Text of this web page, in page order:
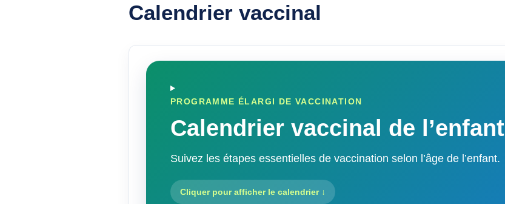
Calendrier vaccinal
PROGRAMME ÉLARGI DE VACCINATION
Calendrier vaccinal de l’enfant
Suivez les étapes essentielles de vaccination selon l’âge de l’enfant.
Cliquer pour afficher le calendrier ↓